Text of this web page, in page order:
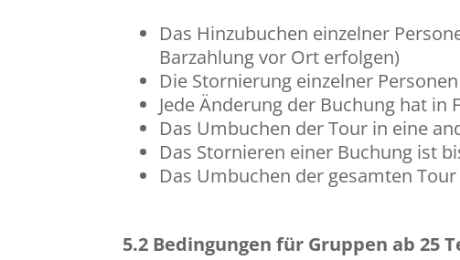
Das Hinzubuchen einzelner
Barzahlung vor Ort erfolgen)
Die Stornierung einzelner
Jede Änderung der Buchung hat in
Das Umbuchen der Tour in eine
Das Stornieren einer Buchung ist
Das Umbuchen der gesamten
5.2 Bedingungen für Gruppen ab 25